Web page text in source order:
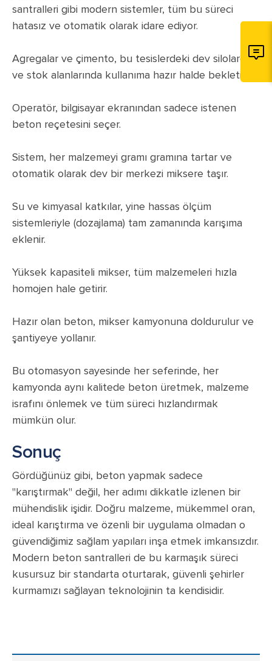
santralleri gibi modern sistemler, tüm bu süreci
hatasız ve otomatik olarak idare ediyor.
Agregalar ve çimento, bu tesislerdeki dev silolarda
ve stok alanlarında kullanıma hazır halde bekletilir.
Operatör, bilgisayar ekranından sadece istenen
beton reçetesini seçer.
Sistem, her malzemeyi gramı gramına tartar ve
otomatik olarak dev bir merkezi miksere taşır.
Su ve kimyasal katkılar, yine hassas ölçüm
sistemleriyle (dozajlama) tam zamanında karışıma
eklenir.
Yüksek kapasiteli mikser, tüm malzemeleri hızla
homojen hale getirir.
Hazır olan beton, mikser kamyonuna doldurulur ve
şantiyeye yollanır.
Bu otomasyon sayesinde her seferinde, her
kamyonda aynı kalitede beton üretmek, malzeme
israfını önlemek ve tüm süreci hızlandırmak
mümkün olur.
Sonuç
Gördüğünüz gibi, beton yapmak sadece
"karıştırmak" değil, her adımı dikkatle izlenen bir
mühendislik işidir. Doğru malzeme, mükemmel oran,
ideal karıştırma ve özenli bir uygulama olmadan o
güvendiğimiz sağlam yapıları inşa etmek imkansızdır.
Modern beton santralleri de bu karmaşık süreci
kusursuz bir standarta oturtarak, güvenli şehirler
kurmamızı sağlayan teknolojinin ta kendisidir.